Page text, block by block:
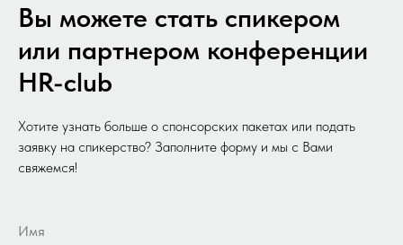
Вы можете стать спикером
или партнером конференции
HR-club
Хотите узнать больше о спонсорских пакетах или подать
заявку на спикерство? Заполните форму и мы с Вами
свяжемся!